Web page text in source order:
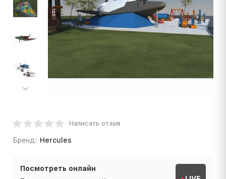
Написать отзыв
Бренд: Hercules
Посмотреть онлайн